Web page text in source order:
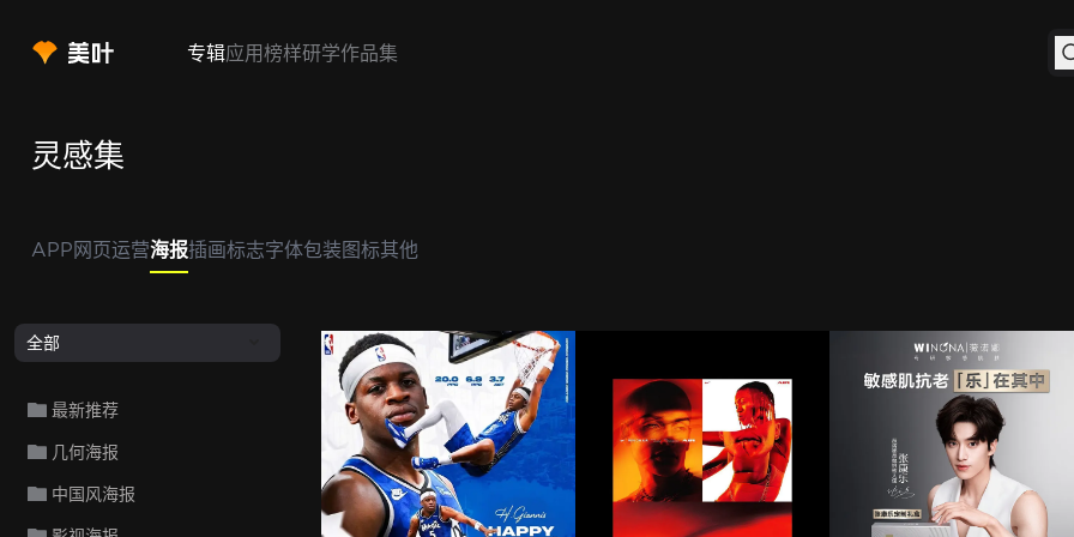
专辑应用榜样研学作品集
灵感集
APP网页运营海报插画标志字体包装图标其他
全部
最新推荐
几何海报
中国风海报